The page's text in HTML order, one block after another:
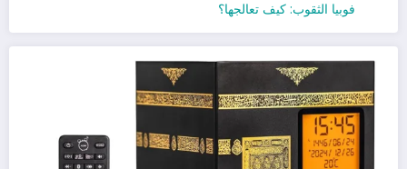
فوبيا الثقوب: كيف تعالجها؟